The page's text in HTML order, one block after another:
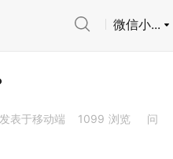
微信小...
发表于移动端 1099 浏览
问